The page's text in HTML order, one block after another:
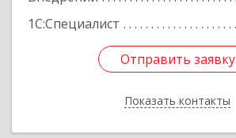
1С:Специалист
Отправить заявку
Показать контакты
Отправить заявку
Назад